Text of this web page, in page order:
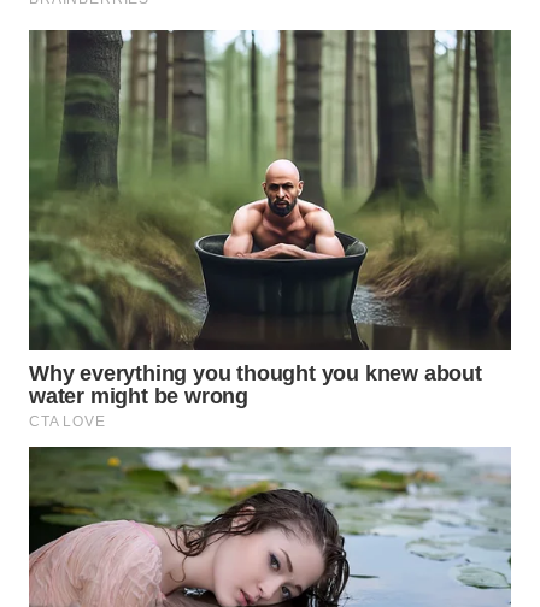
WN
KALTARA
WN
KALSEL
WN
KALTIM
WN
SULSEL
WN
GORONTALO
WN
SULUT
WN
MALUKU